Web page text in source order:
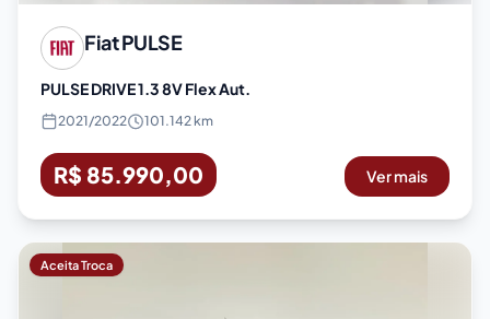
FiatPULSE
PULSE DRIVE 1.3 8V Flex Aut.
2021/2022 101.142 km
R$ 85.990,00 Ver mais
Aceita Troca